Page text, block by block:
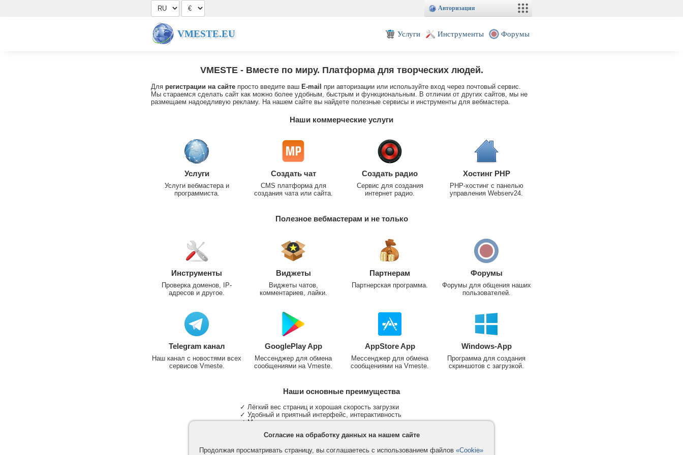
Авторизация
VMESTE.EU Услуги Инструменты Форумы
VMESTE- Вместе по миру. Платформа для творческих людей.
Для регистрации на сайте просто введите ваш E-mail
при авторизации или используйте вход через почтовый сервис.
Мы стараемся сделать сайт как можно более удобным, быстрым и функциональным. В отличии от других сайтов, мы не
размещаем надоедливую рекламу. На нашем сайте вы найдете полезные сервисы и инструменты для вебмастера.
Наши коммерческие услуги
Услуги
Услуги вебмастера и
программиста.
Создать чат
CMS платформа для
создания чата или сайта.
Создать радио
Сервис для создания
интернет радио.
Хостинг PHP
PHP-хостинг с панелью
управления Webserv24.
Полезное вебмастерам и не только
Инструменты
Проверка доменов, IP-
адресов и другое.
Виджеты
Виджеты чатов,
комментариев, лайки.
Партнерам
Партнерская программа.
Форумы
Форумы для общения наших
пользователей.
Telegram канал
Наш канал с новостями всех
сервисов Vmeste.
GooglePlay App
Мессенджер для обмена
сообщениями на Vmeste.
AppStore App
Мессенджер для обмена
сообщениями на Vmeste.
Windows-App
Программа для создания
скриншотов с загрузкой.
Наши основные преимущества
✓ Лёгкий вес страниц и хорошая скорость загрузки
✓ Удобный и приятный интерфейс, интерактивность
✓ Мы не размещаем надоедливую рекламу
✓ Участие в группах и сообществах
✓ Поддержка основных типов и больших файлов
Согласие на обработку данных на нашем сайте
Продолжая просматривать страницу, вы соглашаетесь с использованием файлов «Cookie»